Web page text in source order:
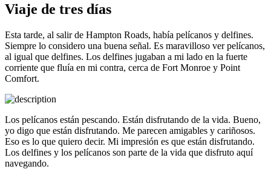
Viaje de tres días
Esta tarde, al salir de Hampton Roads, había pelícanos y delfines.
Siempre lo considero una buena señal. Es maravilloso ver pelícanos,
al igual que delfines. Los delfines jugaban a mi lado en la fuerte
corriente que fluía en mi contra, cerca de Fort Monroe y Point
Comfort.
Los pelícanos están pescando. Están disfrutando de la vida. Bueno,
yo digo que están disfrutando. Me parecen amigables y cariñosos.
Eso es lo que quiero decir. Mi impresión es que están disfrutando.
Los delfines y los pelícanos son parte de la vida que disfruto aquí
navegando.